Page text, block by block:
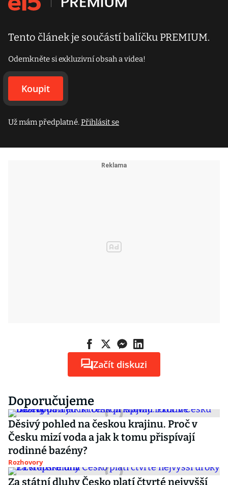
Tento článek je součástí balíčku PREMIUM.
Odemkněte si exkluzivní obsah a videa!
Koupit
Už mám předplatné.Přihlásit se
Začít diskuzi
Doporučujeme
Děsivý pohled na českou krajinu. Proč v
Česku mizí voda a jak k tomu přispívají
rodinné bazény?
Rozhovory
Za státní dluhy Česko platí čtvrté nejvyšší